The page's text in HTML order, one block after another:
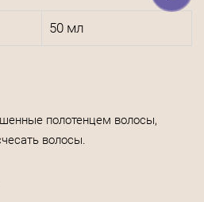
50 мл
полотенцем волосы,
волосы.